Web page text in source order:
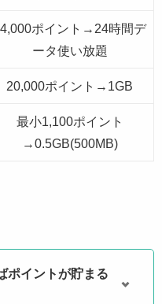
ポイント→24時間デ
ータ使い放題
20,000ポイント→1GB
最小1,100ポイント
→0.5GB(500MB)
ポイントが貯まる